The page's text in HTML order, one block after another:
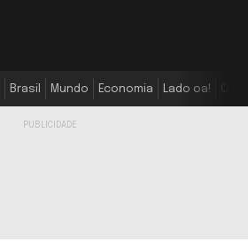
Brasil Mundo Economia Lado oa!